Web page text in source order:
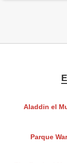
Aladdin el
Parque